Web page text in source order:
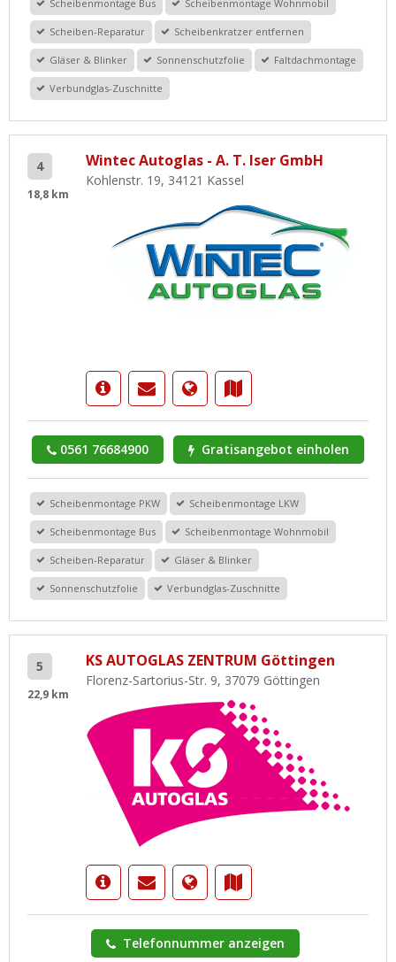
Scheibenmontage Bus Scheibenmontage Wohnmobil
Scheiben-Reparatur Scheibenkratzer entfernen
Gläser & Blinker Sonnenschutzfolie Faltdachmontage
Verbundglas-Zuschnitte
4
18,8 km
Wintec Autoglas - A. T. Iser GmbH
Kohlenstr. 19, 34121 Kassel
0561 76684900 Gratisangebot einholen
Scheibenmontage PKW Scheibenmontage LKW
Scheibenmontage Bus Scheibenmontage Wohnmobil
Scheiben-Reparatur Gläser & Blinker
Sonnenschutzfolie Verbundglas-Zuschnitte
5
22,9 km
KS AUTOGLAS ZENTRUM Göttingen
Florenz-Sartorius-Str. 9, 37079 Göttingen
Telefonnummer anzeigen